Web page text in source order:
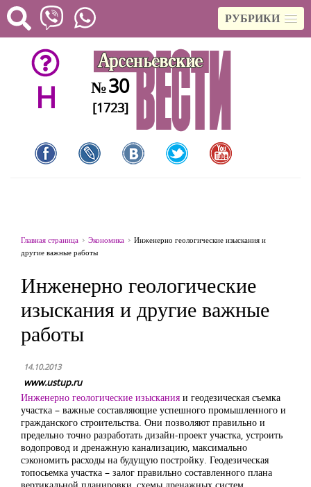
РУБРИКИ
H №30
[1723]
Главная страница Экономика
Инженерно геологические изыскания и
другие важные работы
Инженерно геологические
изыскания и другие важные
работы
14.10.2013
www.ustup.ru
Инженерно геологические изыскания и геодезическая съемка
участка – важные составляющие успешного промышленного и
гражданского строительства. Они позволяют правильно и
предельно точно разработать дизайн-проект участка, устроить
водопровод и дренажную канализацию, максимально
сэкономить расходы на будущую постройку. Геодезическая
топосьемка участка – залог правильно составленного плана